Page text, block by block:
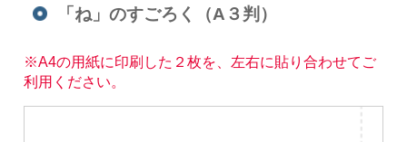
「ね」のすごろく（A３判）
※A4の用紙に印刷した２枚を、左右に貼り合わせてご
利用ください。